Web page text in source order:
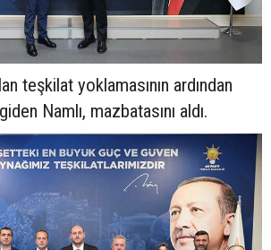
teşkilat yoklamasının ardından
Namlı, mazbatasını aldı.